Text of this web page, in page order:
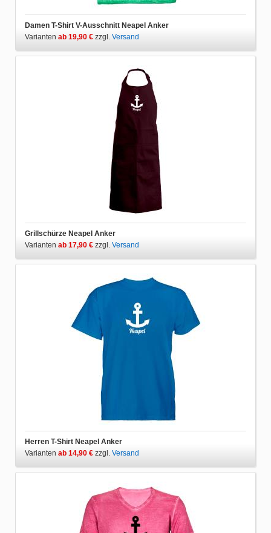
Damen T-Shirt V-Ausschnitt Neapel Anker
Varianten ab 19,90 € zzgl. Versand
Grillschürze Neapel Anker
Varianten ab 17,90 € zzgl. Versand
Herren T-Shirt Neapel Anker
Varianten ab 14,90 € zzgl. Versand